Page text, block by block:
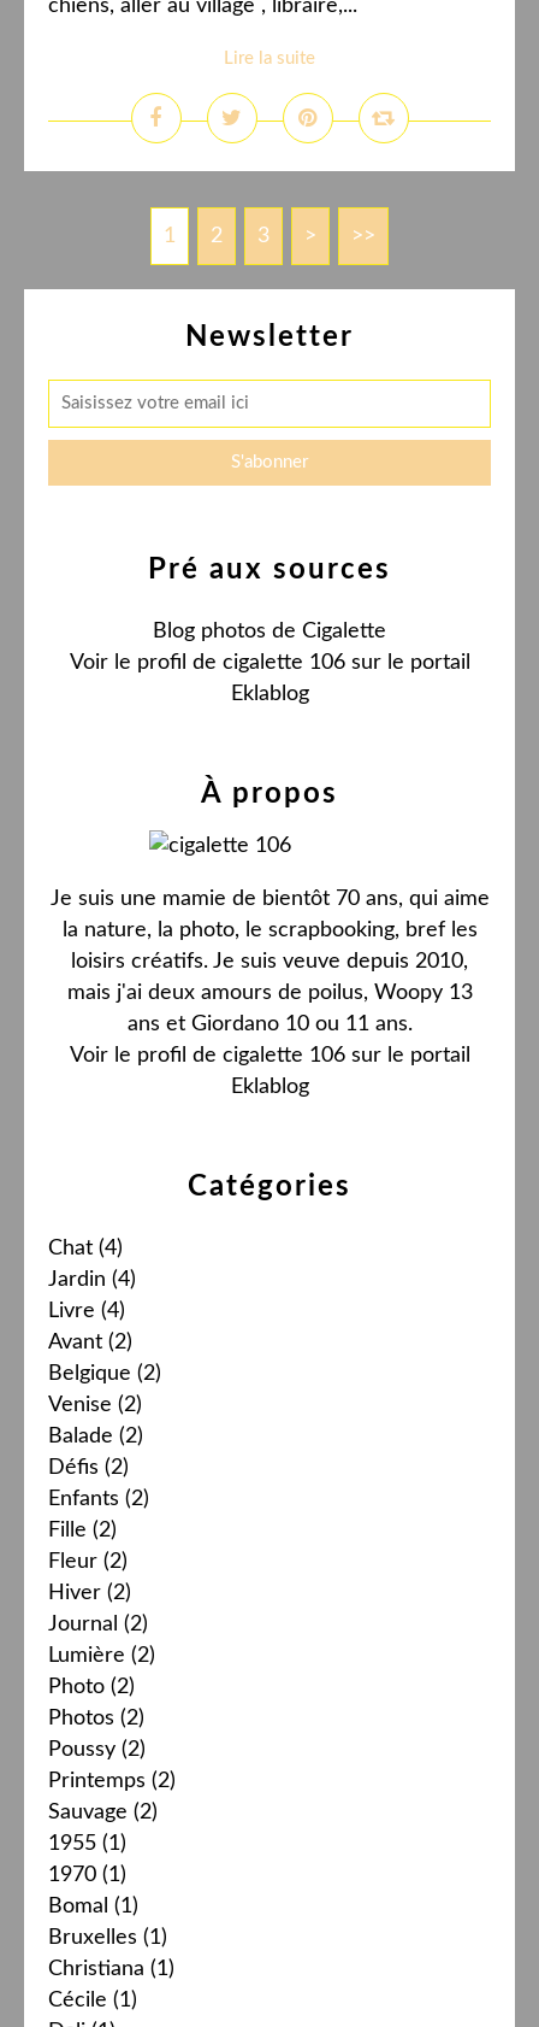
chiens, aller au village , libraire,...
Lire la suite
1 2 3 > >>
Newsletter
Catégories
Chat (4)
Jardin (4)
Livre (4)
Avant (2)
Belgique (2)
Venise (2)
Balade (2)
Défis (2)
Enfants (2)
Fille (2)
Fleur (2)
Hiver (2)
Journal (2)
Lumière (2)
Photo (2)
Photos (2)
Poussy (2)
Printemps (2)
Sauvage (2)
1955 (1)
1970 (1)
Bomal (1)
Bruxelles (1)
Christiana (1)
Cécile (1)
Pré aux sources
Blog photos de Cigalette
Voir le profil de cigalette 106sur le portail
Eklablog
À propos
Je suis une mamie de bientôt 70 ans, qui aime
la nature, la photo, le scrapbooking, bref les
loisirs créatifs. Je suis veuve depuis 2010,
mais j'ai deux amours de poilus, Woopy 13
ans et Giordano 10 ou 11 ans.
Voir le profil de cigalette 106sur le portail
Eklablog